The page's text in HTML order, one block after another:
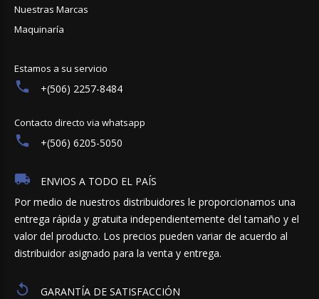
Nuestras Marcas
Maquinaría
Estamos a su servicio
+(506) 2257-8484
Contacto directo via whatsapp
+(506) 6205-5050
ENVIOS A TODO EL PAÍS
Por medio de nuestros distribuidores le proporcionamos una
entrega rápida y gratuita independientemente del tamaño y el
valor del producto. Los precios pueden variar de acuerdo al
distribuidor asignado para la venta y entrega.
GARANTÍA DE SATISFACCIÓN